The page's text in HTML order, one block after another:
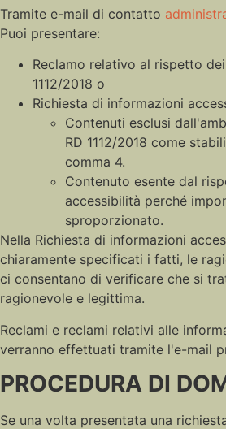
Tramite e-mail di contatto
Puoi presentare:
Reclamo relativo al rispetto
1112/2018 o
Richiesta di informazioni
Contenuti esclusi
RD 1112/2018 come
comma 4.
Contenuto esente dal
accessibilità perché
sproporzionato.
Nella Richiesta di informazioni
chiaramente specificati i fatti, le
ci consentano di verificare che si
ragionevole e legittima.
Reclami e reclami relativi alle
verranno effettuati tramite l'e-mail
PROCEDURA DI
Se una volta presentata una